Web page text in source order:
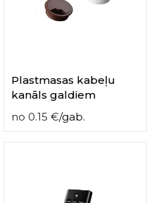
Plastmasas kabeļu
kanāls galdiem
no 0.15 €/gab.